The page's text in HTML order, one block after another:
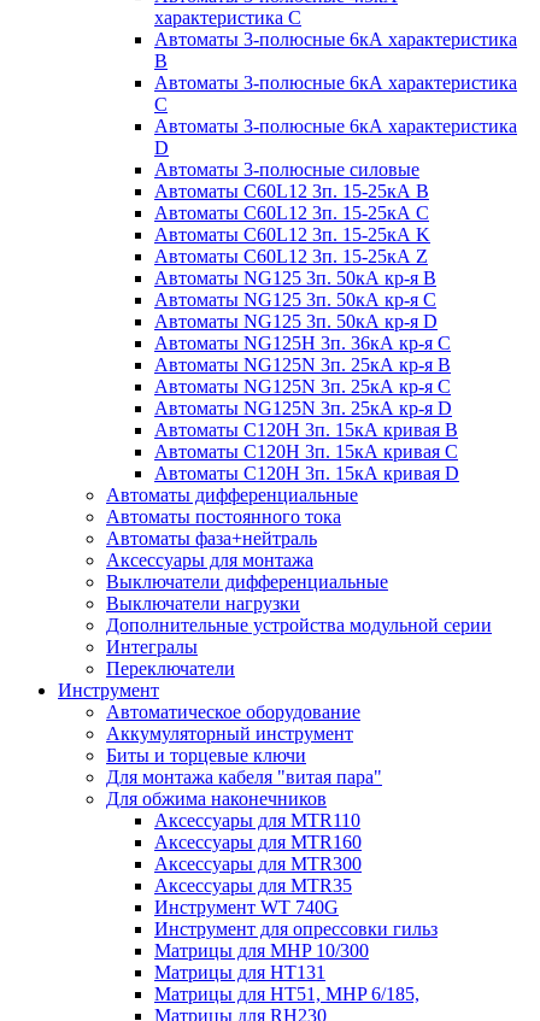
характеристика С
Автоматы 3-полюсные 6кА характеристика
B
Автоматы 3-полюсные 6кА характеристика
C
Автоматы 3-полюсные 6кА характеристика
D
Автоматы 3-полюсные силовые
Автоматы C60L12 3п. 15-25кА B
Автоматы C60L12 3п. 15-25кА C
Автоматы C60L12 3п. 15-25кА K
Автоматы C60L12 3п. 15-25кА Z
Автоматы NG125 3п. 50кА кр-я B
Автоматы NG125 3п. 50кА кр-я C
Автоматы NG125 3п. 50кА кр-я D
Автоматы NG125H 3п. 36кА кр-я C
Автоматы NG125N 3п. 25кА кр-я B
Автоматы NG125N 3п. 25кА кр-я C
Автоматы NG125N 3п. 25кА кр-я D
Автоматы С120Н 3п. 15кА кривая B
Автоматы С120Н 3п. 15кА кривая C
Автоматы С120Н 3п. 15кА кривая D
Автоматы дифференциальные
Автоматы постоянного тока
Автоматы фаза+нейтраль
Аксессуары для монтажа
Выключатели дифференциальные
Выключатели нагрузки
Дополнительные устройства модульной серии
Интегралы
Переключатели
Инструмент
Автоматическое оборудование
Аккумуляторный инструмент
Биты и торцевые ключи
Для монтажа кабеля "витая пара"
Для обжима наконечников
Аксессуары для MTR110
Аксессуары для MTR160
Аксессуары для MTR300
Аксессуары для MTR35
Инструмент WT 740G
Инструмент для опрессовки гильз
Матрицы для MHP 10/300
Матрицы для НТ131
Матрицы для НТ51, MHP 6/185,
Матрицы для RH230